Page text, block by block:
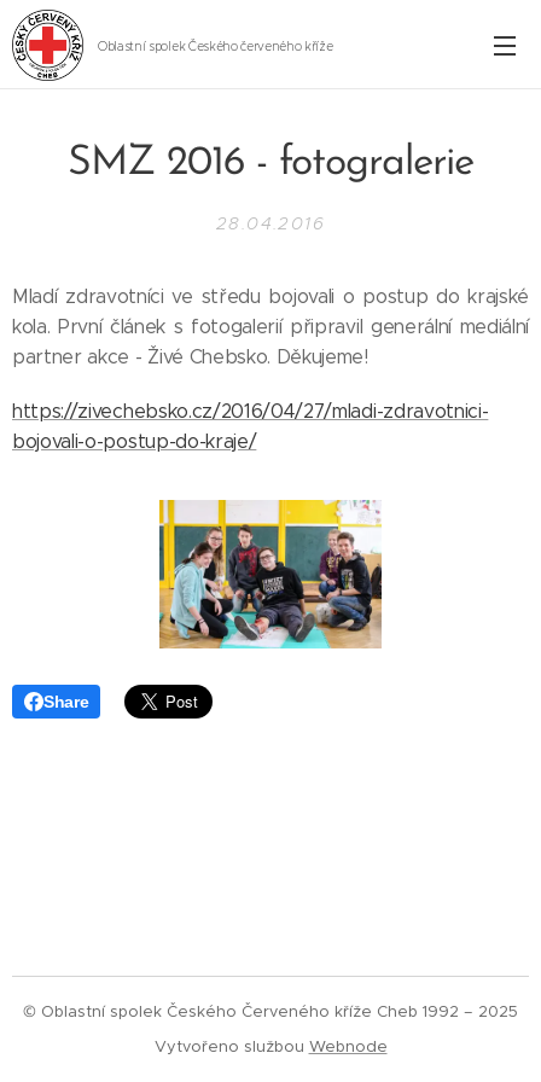
Oblastní spolek Českého červeného kříže
SMZ 2016 - fotogralerie
28.04.2016
Mladí zdravotníci ve středu bojovali o postup do krajské
kola. První článek s fotogalerií připravil generální mediální
partner akce - Živé Chebsko. Děkujeme!
https://zivechebsko.cz/2016/04/27/mladi-zdravotnici-
bojovali-o-postup-do-kraje/
Share
© Oblastní spolek Českého Červeného kříže Cheb 1992 – 2025
Vytvořeno službou Webnode